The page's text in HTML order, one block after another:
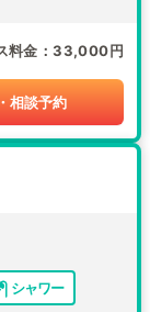
料金 33,000円
相談予約
シャワー